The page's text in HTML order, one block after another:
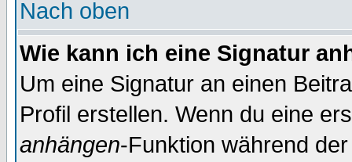
Nach oben
Wie kann ich eine Signatur
Um eine Signatur an einen
Profil erstellen. Wenn du eine
anhängen-Funktion während